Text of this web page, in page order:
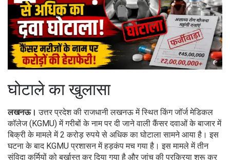
घोटाले का खुलासा
लखनऊ। उत्तर प्रदेश की राजधानी लखनऊ में स्थित किंग जॉर्ज मेडिकल
कॉलेज (KGMU) में गरीबों के नाम पर दी जाने वाली कैंसर दवाओं के बाजार में
बिक्री के मामले में 2 करोड़ रुपये से अधिक का घोटाला सामने आया है। इस
घटना के बाद KGMU प्रशासन में हड़कंप मच गया है। इस मामले में तीन
संविदा कर्मियों को बर्खास्त कर दिया गया है और जांच की प्रक्रिया शुरू कर